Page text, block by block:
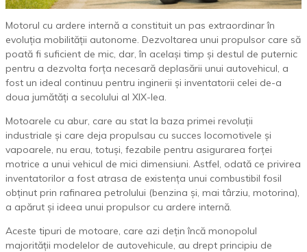
Motorul cu ardere internă a constituit un pas extraordinar în
evoluția mobilității autonome. Dezvoltarea unui propulsor care să
poată fi suficient de mic, dar, în același timp și destul de puternic
pentru a dezvolta forța necesară deplasării unui autovehicul, a
fost un ideal continuu pentru inginerii și inventatorii celei de-a
doua jumătăți a secolului al XIX-lea.
Motoarele cu abur, care au stat la baza primei revoluții
industriale și care deja propulsau cu succes locomotivele și
vapoarele, nu erau, totuși, fezabile pentru asigurarea forței
motrice a unui vehicul de mici dimensiuni. Astfel, odată ce privirea
inventatorilor a fost atrasa de existența unui combustibil fosil
obținut prin rafinarea petrolului (benzina și, mai târziu, motorina),
a apărut și ideea unui propulsor cu ardere internă.
Aceste tipuri de motoare, care azi dețin încă monopolul
majorității modelelor de autovehicule, au drept principiu de